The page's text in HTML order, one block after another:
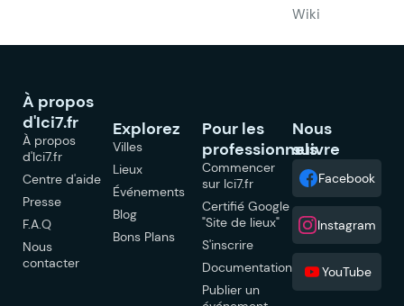
Wiki
À propos
d'Ici7.fr
À propos
d'Ici7.fr
Centre d'aide
Presse
F.A.Q
Nous
contacter
Explorez
Villes
Lieux
Événements
Blog
Bons Plans
Pour les
professionnels
Commencer
sur Ici7.fr
Certifié Google
"Site de lieux"
S'inscrire
Documentation
Publier un
Nous
suivre
Facebook
Instagram
YouTube